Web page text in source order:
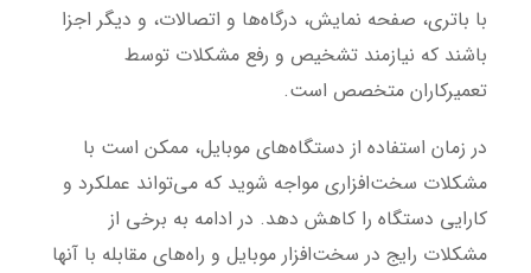
با باتری، صفحه نمایش، درگاه‌ها و اتصالات، و دیگر اجزا
باشند که نیازمند تشخیص و رفع مشکلات توسط
تعمیرکاران متخصص است.
در زمان استفاده از دستگاه‌های موبایل، ممکن است با
مشکلات سخت‌افزاری مواجه شوید که می‌تواند عملکرد و
کارایی دستگاه را کاهش دهد. در ادامه به برخی از
مشکلات رایج در سخت‌افزار موبایل و راه‌های مقابله با آنها